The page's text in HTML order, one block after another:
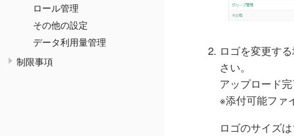
ロール管理
その他の設定
データ利用量管理
制限事項
ロゴを変更す
さい。
アップロード
※添付可能ファ
ロゴのサイズ